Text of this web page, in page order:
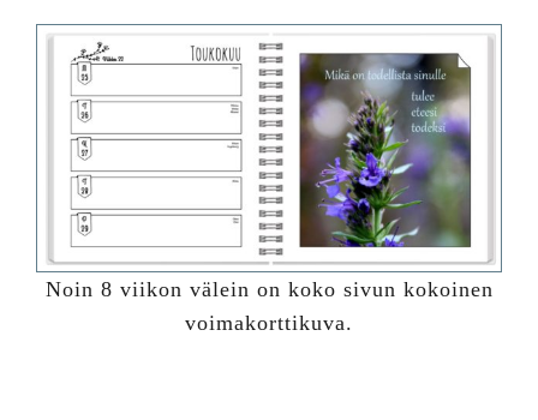
Noin 8 viikon välein on koko sivun kokoinen
voimakorttikuva.